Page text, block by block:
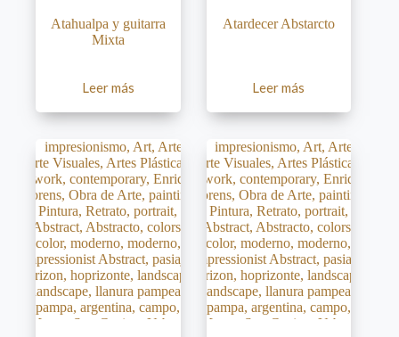
Atahualpa y guitarra
Mixta
Leer más
Atardecer Abstarcto
Leer más